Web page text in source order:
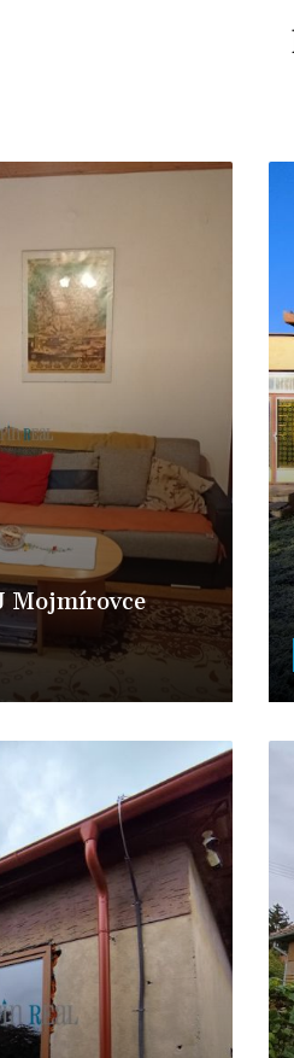
Mojmírovce